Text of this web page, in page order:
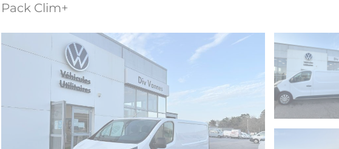
Pack Clim+